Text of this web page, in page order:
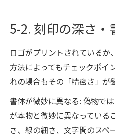
5-2. 刻印の深さ・
ロゴがプリントされているか
方法によってもチェックポイ
れの場合もその「精密さ」が
書体が微妙に異なる: 偽物で
が本物と微妙に異なっている
さ、線の細さ、文字間のスペ